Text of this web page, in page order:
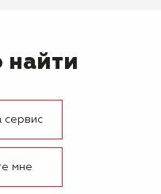
найти
сервис
мне